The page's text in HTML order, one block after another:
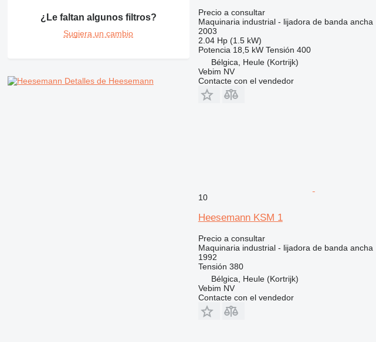
¿Le faltan algunos filtros?
Sugiera un cambio
Detalles de Heesemann
Precio a consultar
Maquinaria industrial - lijadora de banda ancha
2003
2.04 Hp (1.5 kW)
Potencia 18,5 kW Tensión 400
Bélgica, Heule (Kortrijk)
Vebim NV
Contacte con el vendedor
10
Heesemann KSM 1
Precio a consultar
Maquinaria industrial - lijadora de banda ancha
1992
Tensión 380
Bélgica, Heule (Kortrijk)
Vebim NV
Contacte con el vendedor